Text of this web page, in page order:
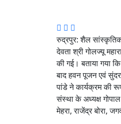
रुद्रपुर: शैल
देवता श्री गोलज्यू
की गई। बताया गया
बाद हवन पूजन एवं
पांडे ने कार्यक्रम की
संस्था के अध्यक्ष गोपाल
मेहरा, राजेंद्र बोरा,